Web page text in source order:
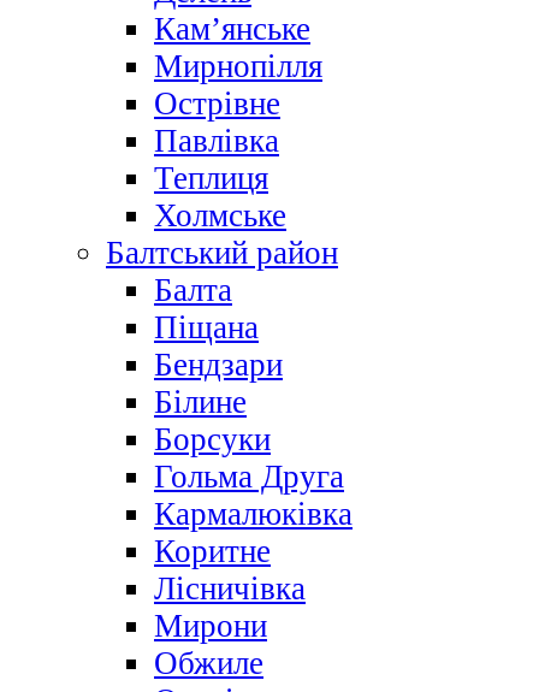
Кам’янське
Мирнопілля
Острівне
Павлівка
Теплиця
Холмське
Балтський район
Балта
Піщана
Бендзари
Білине
Борсуки
Гольма Друга
Кармалюківка
Коритне
Лісничівка
Мирони
Обжиле